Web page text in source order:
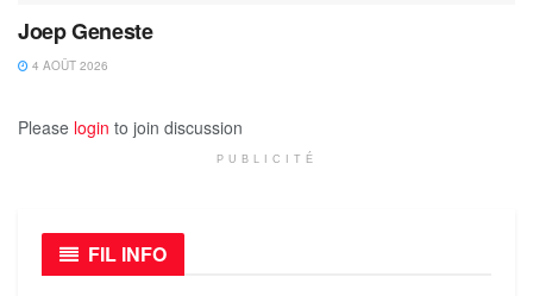
Joep Geneste
4 AOÛT 2026
Please login to join discussion
PUBLICITÉ
FIL INFO